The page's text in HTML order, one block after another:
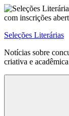
Pular
para
conteúdo
Seleções Literárias
Notícias sobre
criativa e